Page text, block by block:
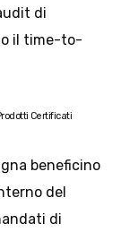
di
il time-to-
Certificati
beneficino
del
di